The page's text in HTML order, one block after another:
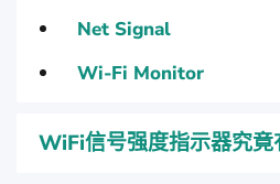
Net Signal
Wi-Fi Monitor
WiFi信号强度指示器究竟